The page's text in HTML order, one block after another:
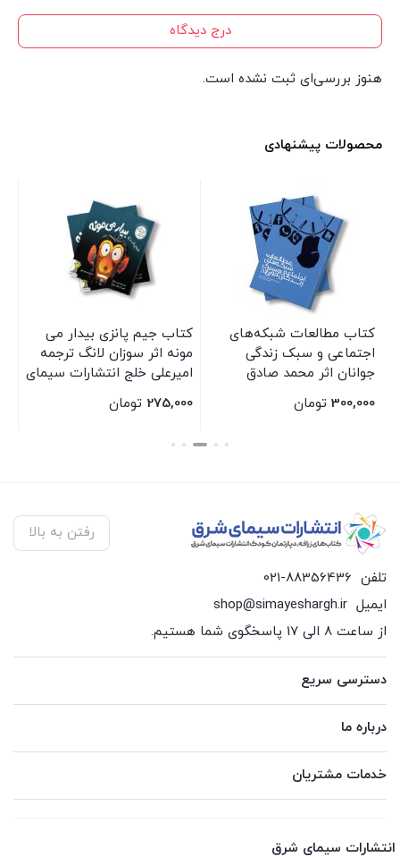
درج دیدگاه
هنوز بررسی‌ای ثبت نشده است.
محصولات پیشنهادی
کتاب مطالعات شبکه‌های
اجتماعی و سبک زندگی
جوانان اثر محمد صادق
افراسیابی انتشارات سیمای
شرق
300,000 تومان
کتاب جیم پانزی بیدار می
مونه اثر سوزان لانگ ترجمه
امیرعلی خلج انتشارات سیمای
شرق
275,000 تومان
بستن
رفتن به بالا
تلفن 021-88356436
ایمیل shop@simayeshargh.ir
از ساعت 8 الی 17 پاسخگوی شما هستیم.
دسترسی سریع
درباره ما
خدمات مشتریان
انتشارات سیمای شرق